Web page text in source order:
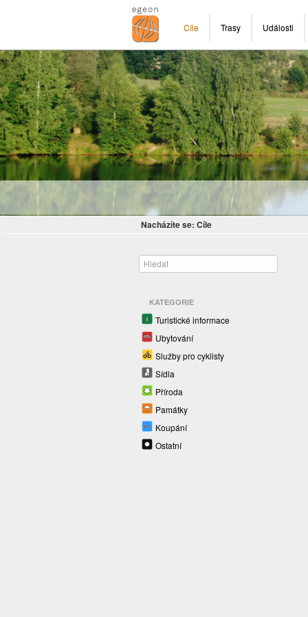
Cíle Trasy Události
Nacházíte se: Cíle
KATEGORIE
Turistické informace
Ubytování
Služby pro cyklisty
Sídla
Příroda
Památky
Koupání
Ostatní